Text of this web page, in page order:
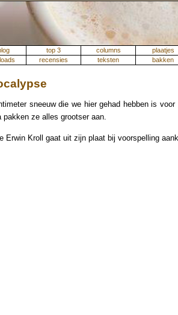
top 3 columns plaatjes
recensies teksten bakken
sneeuw die we hier gehad hebben is
pakken ze alles grootser aan.
Erwin Kroll gaat uit zijn plaat bij voorspelling